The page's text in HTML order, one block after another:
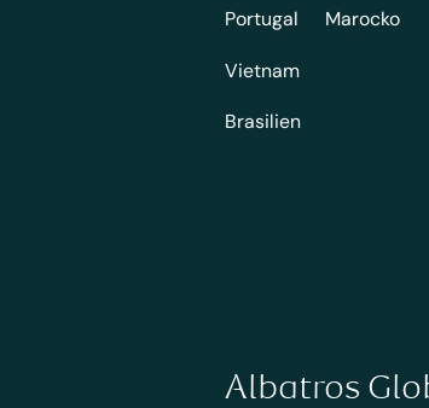
Portugal
Vietnam
Brasilien
Marocko
Albatros